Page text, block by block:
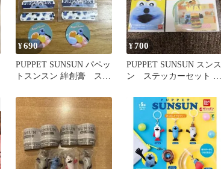
¥690
PUPPET SUNSUN パペッ
トスンスン 絆創膏 ステ
¥700
PUPPET SUNSUN スンス
ン ステッカーセット 2